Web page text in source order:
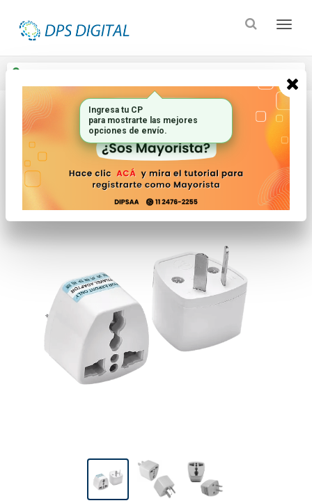
Inicio Electricidad Adaptadores Y Fichas
Ingresa tu CP
para mostrarte las mejores
opciones de envío.